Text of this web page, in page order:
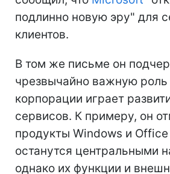
подлинно новую эру" для
клиентов.
В том же письме он
чрезвычайно важную
корпорации играет
сервисов. К примеру, он
продукты Windows и
останутся центральными
однако их функции и